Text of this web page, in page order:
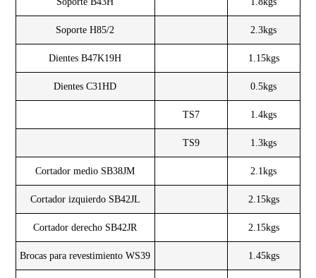
Soporte H85/2 2.3kgs
Dientes B47K19H 1.15kgs
Dientes C31HD 0.5kgs
TS7 1.4kgs
TS9 1.3kgs
Cortador medio SB38JM 2.1kgs
Cortador izquierdo SB42JL 2.15kgs
Cortador derecho SB42JR 2.15kgs
Brocas para revestimiento WS39 1.45kgs